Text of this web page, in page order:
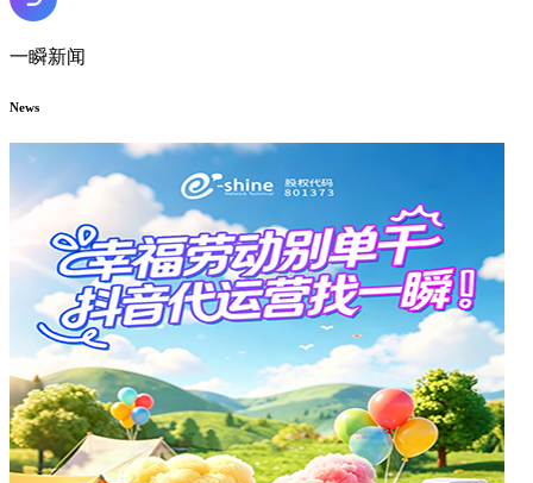
一瞬新闻
News